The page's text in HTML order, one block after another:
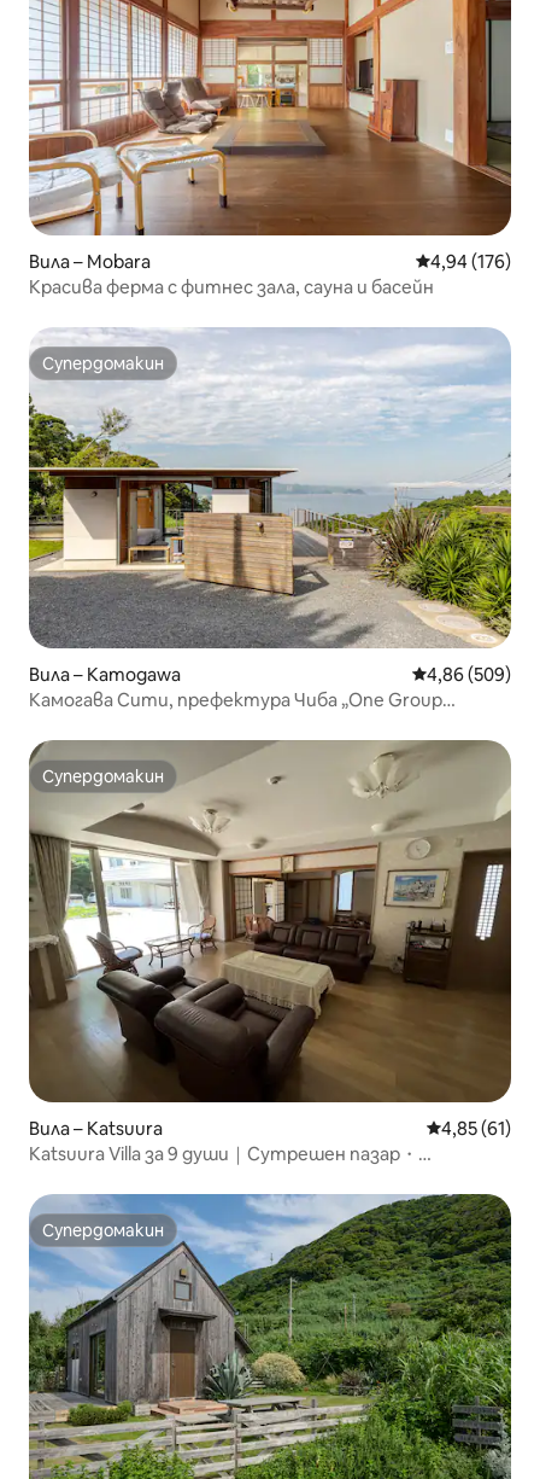
Вила – Mobara Средна
4,94 (176)
Красива ферма с фитнес зала, сауна и басейн
Супердомакин
Супердомакин
Вила – Kamogawa Средна
4,86 (509)
Камогава Сити, префектура Чиба „One Group
наем)
Супердомакин
Супердомакин
Вила – Katsuura Средна
4,85 (61)
Katsuura Villa за 9 души｜Сутрешен пазар・
Супердомакин
Супердомакин